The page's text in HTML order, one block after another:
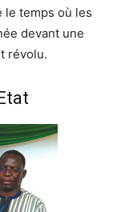
le temps où les
devant une
révolu.